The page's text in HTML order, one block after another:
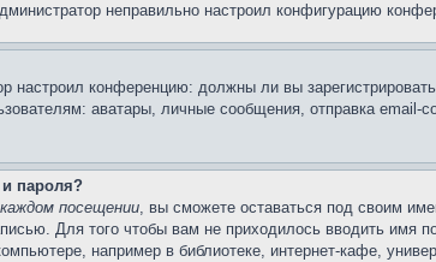
неправильно настроил конфигурацию
настроил конференцию: должны ли вы
аватары, личные сообщения, отправка email-
пароля?
посещении, вы сможете оставаться под своим
Для того чтобы вам не приходилось вводить
например в библиотеке, интернет-кафе,